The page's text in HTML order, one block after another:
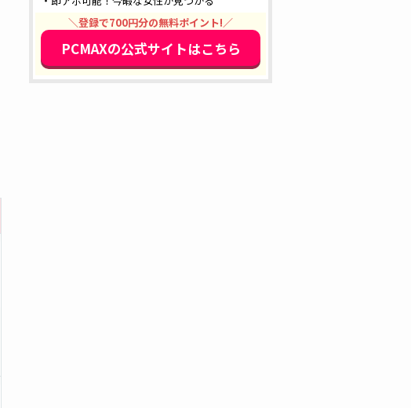
＼登録で700円分の無料ポイント!／
PCMAXの公式サイトはこちら